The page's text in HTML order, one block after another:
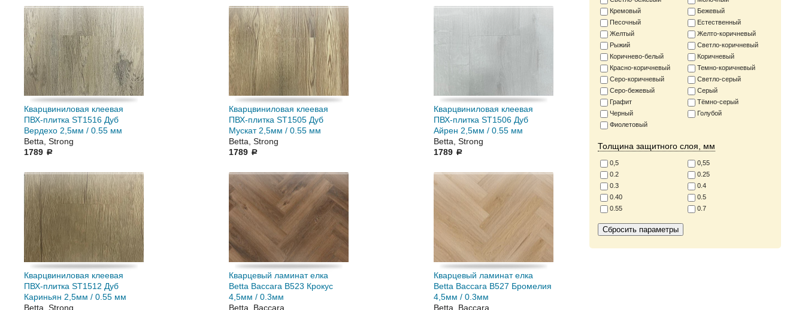
Кремовый
Бежевый
Песочный
Естественный
Желтый
Желто-коричневый
Рыжий
Светло-коричневый
Коричнево-белый
Коричневый
Красно-коричневый
Темно-коричневый
Серо-коричневый
Светло-серый
Серо-бежевый
Серый
Графит
Тёмно-серый
Черный
Голубой
Фиолетовый
Толщина защитного слоя, мм
0,5
0,55
0.2
0.25
0.3
0.4
0.40
0.5
0.55
0.7
Кварцвиниловая клеевая
ПВХ-плитка ST1516 Дуб
Вердехо 2,5мм / 0.55 мм
Betta, Strong
1789 a
Кварцвиниловая клеевая
ПВХ-плитка ST1505 Дуб
Мускат 2,5мм / 0.55 мм
Betta, Strong
1789 a
Кварцвиниловая клеевая
ПВХ-плитка ST1506 Дуб
Айрен 2,5мм / 0.55 мм
Betta, Strong
1789 a
Кварцвиниловая клеевая
ПВХ-плитка ST1512 Дуб
Кариньян 2,5мм / 0.55 мм
Betta, Strong
Кварцевый ламинат елка
Betta Baccara В523 Крокус
4,5мм / 0.3мм
Betta, Baccara
Кварцевый ламинат елка
Betta Baccara В527 Бромелия
4,5мм / 0.3мм
Betta, Baccara